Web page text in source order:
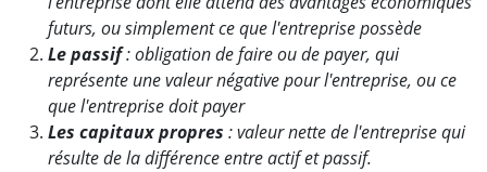
futurs, ou simplement ce que l'entreprise possède
Le passif: obligation de faire ou de payer, qui
représente une valeur négative pour l'entreprise, ou ce
que l'entreprise doit payer
Les capitaux propres : valeur nette de l'entreprise qui
résulte de la différence entre actif et passif.